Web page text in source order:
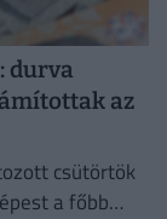
durva
az
csütörtök
a főbb